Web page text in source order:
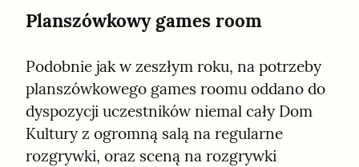
Planszówkowy games room
Podobnie jak w zeszłym roku, na potrzeby
planszówkowego games roomu oddano do
dyspozycji uczestników niemal cały Dom
Kultury z ogromną salą na regularne
rozgrywki, oraz sceną na rozgrywki